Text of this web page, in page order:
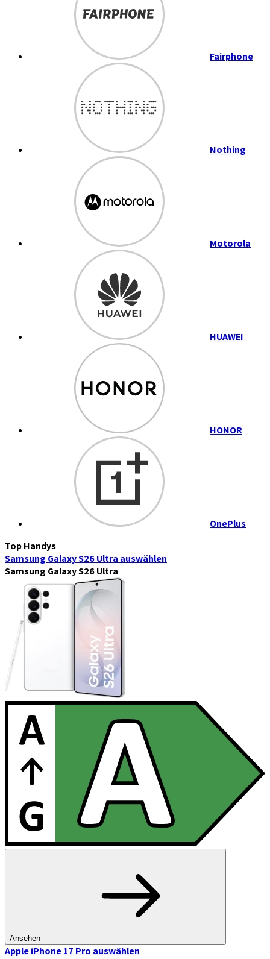
Fairphone
Nothing
Motorola
HUAWEI
HONOR
OnePlus
Top Handys
Samsung Galaxy S26 Ultra auswählen
Samsung Galaxy S26 Ultra
Ansehen
Apple iPhone 17 Pro auswählen